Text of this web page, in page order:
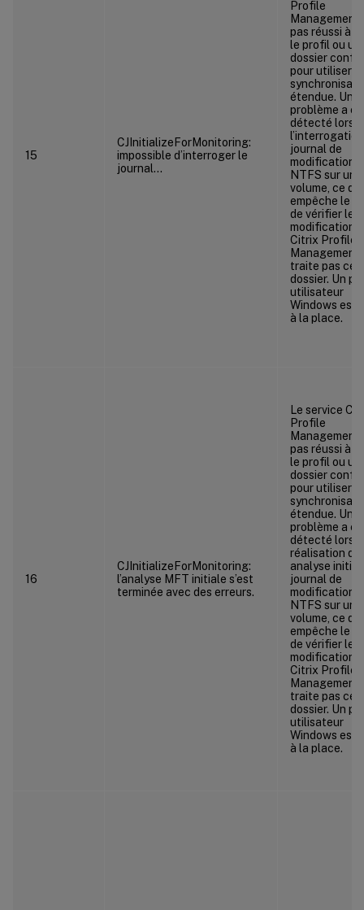
15
CJInitializeForMonitoring:
impossible d’interroger le
journal…
Profile
Management
pas réussi à
le profil ou un
dossier
pour utiliser la
étendue. Un
problème a
détecté lors
journal de
modifications
NTFS sur un
volume, ce qui
empêche le
de vérifier les
modifications.
Citrix Profile
Management
traite pas ce
dossier. Un
utilisateur
Windows est
à la place.
16
CJInitializeForMonitoring:
l’analyse MFT initiale s’est
terminée avec des erreurs.
Le service
Profile
Management
pas réussi à
le profil ou un
dossier
pour utiliser la
étendue. Un
problème a
détecté lors
réalisation
analyse
journal de
modifications
NTFS sur un
volume, ce qui
empêche le
de vérifier les
modifications.
Citrix Profile
Management
traite pas ce
dossier. Un
utilisateur
Windows est
à la place.